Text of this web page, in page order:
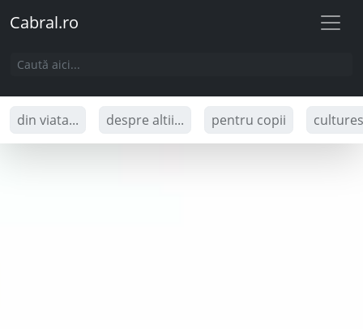
Cabral.ro
din viata... despre altii... pentru copii